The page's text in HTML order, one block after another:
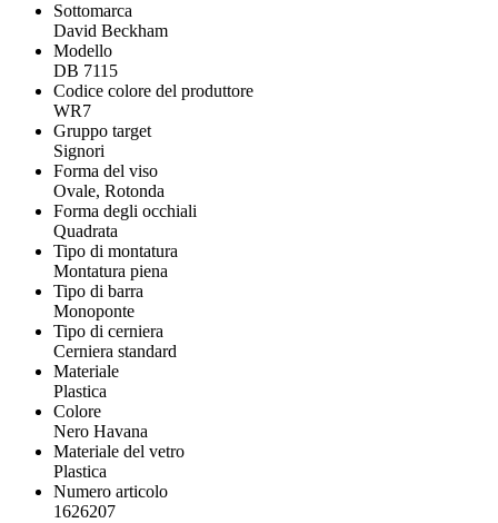
Sottomarca
David Beckham
Modello
DB 7115
Codice colore del produttore
WR7
Gruppo target
Signori
Forma del viso
Ovale, Rotonda
Forma degli occhiali
Quadrata
Tipo di montatura
Montatura piena
Tipo di barra
Monoponte
Tipo di cerniera
Cerniera standard
Materiale
Plastica
Colore
Nero Havana
Materiale del vetro
Plastica
Numero articolo
1626207